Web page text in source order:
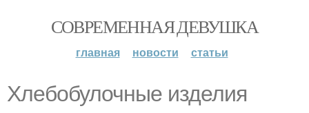
СОВРЕМЕННАЯ ДЕВУШКА
главная новости статьи
Хлебобулочные изделия